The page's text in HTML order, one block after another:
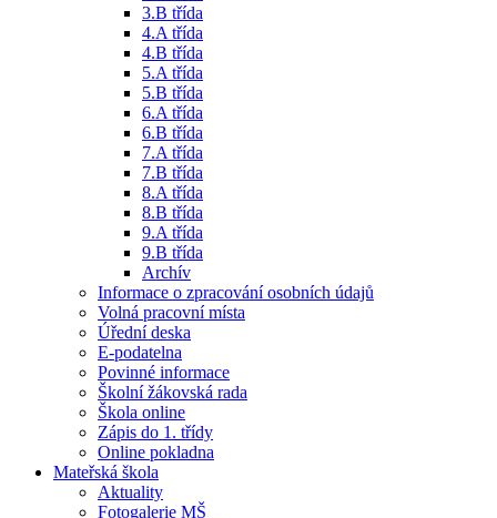
3.B třída
4.A třída
4.B třída
5.A třída
5.B třída
6.A třída
6.B třída
7.A třída
7.B třída
8.A třída
8.B třída
9.A třída
9.B třída
Archív
Informace o zpracování osobních údajů
Volná pracovní místa
Úřední deska
E-podatelna
Povinné informace
Školní žákovská rada
Škola online
Zápis do 1. třídy
Online pokladna
Mateřská škola
Aktuality
Fotogalerie MŠ